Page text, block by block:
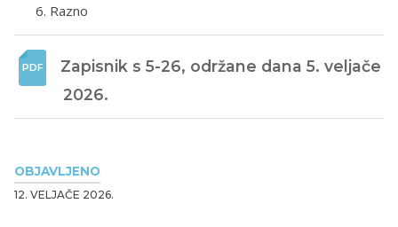
OBJAVLJENO
12. VELJAČE 2026.
Razno
Zapisnik s 5-26, održane dana 5. veljače
2026.